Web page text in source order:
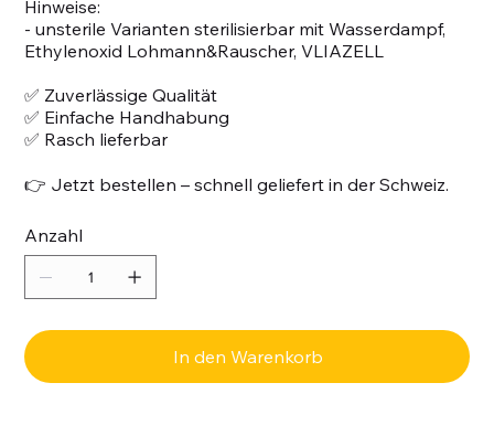
Hinweise:
- unsterile Varianten sterilisierbar mit Wasserdampf,
Ethylenoxid Lohmann&Rauscher, VLIAZELL
✅ Zuverlässige Qualität
✅ Einfache Handhabung
✅ Rasch lieferbar
👉 Jetzt bestellen – schnell geliefert in der Schweiz.
Anzahl
In den Warenkorb